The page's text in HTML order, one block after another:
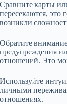
Сравните карты
пересекаются, это
возникли
Обратите
предупреждения
отношений. Это
Используйте
личными
отношениях.